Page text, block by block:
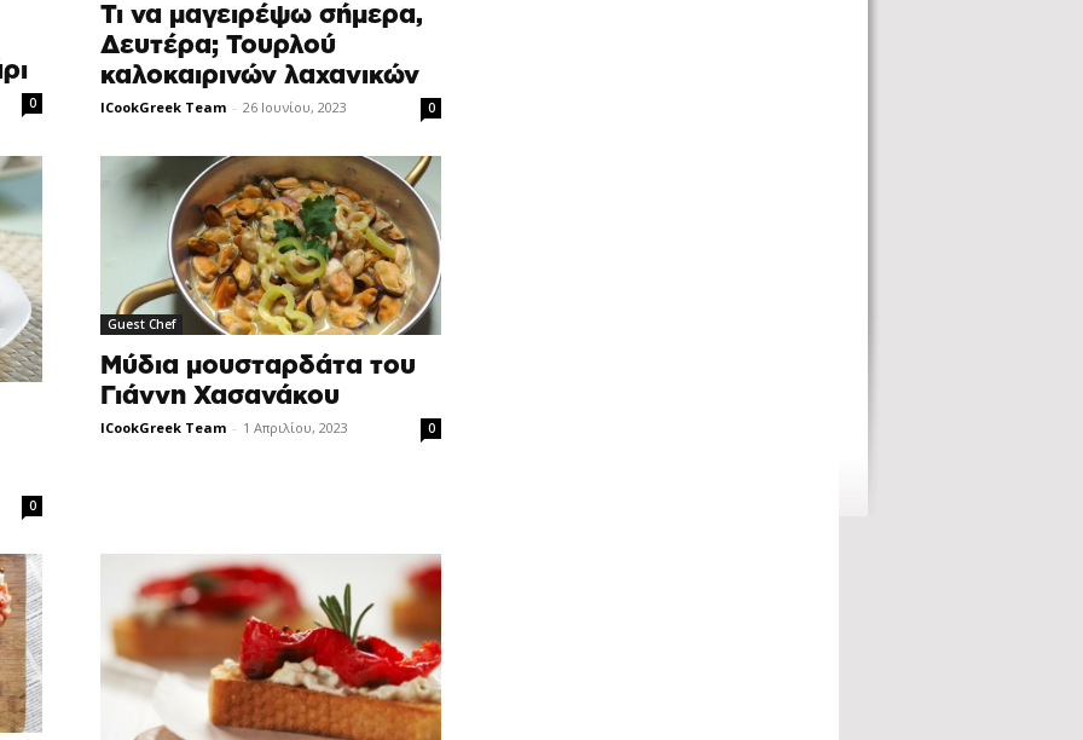
0
Τι να μαγειρέψω σήμερα,
Δευτέρα; Τουρλού
καλοκαιρινών λαχανικών
ICookGreek Team - 26 Ιουνίου, 2023 0
0
Guest Chef
Mύδια μουσταρδάτα του
Γιάννη Χασανάκου
ICookGreek Team - 1 Απριλίου, 2023 0